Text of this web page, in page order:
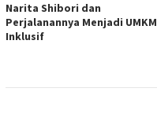
Narita Shibori dan
Perjalanannya Menjadi UMKM
Inklusif